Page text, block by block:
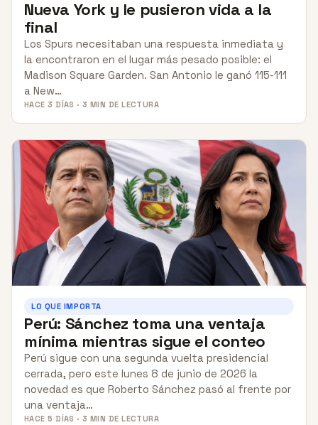
Nueva York y le pusieron vida a la
final
Los Spurs necesitaban una respuesta inmediata y
la encontraron en el lugar más pesado posible: el
Madison Square Garden. San Antonio le ganó 115-111
a New…
HACE 3 DÍAS · 3 MIN DE LECTURA
LO QUE IMPORTA
Perú: Sánchez toma una ventaja
mínima mientras sigue el conteo
Perú sigue con una segunda vuelta presidencial
cerrada, pero este lunes 8 de junio de 2026 la
novedad es que Roberto Sánchez pasó al frente por
una ventaja…
HACE 5 DÍAS · 3 MIN DE LECTURA